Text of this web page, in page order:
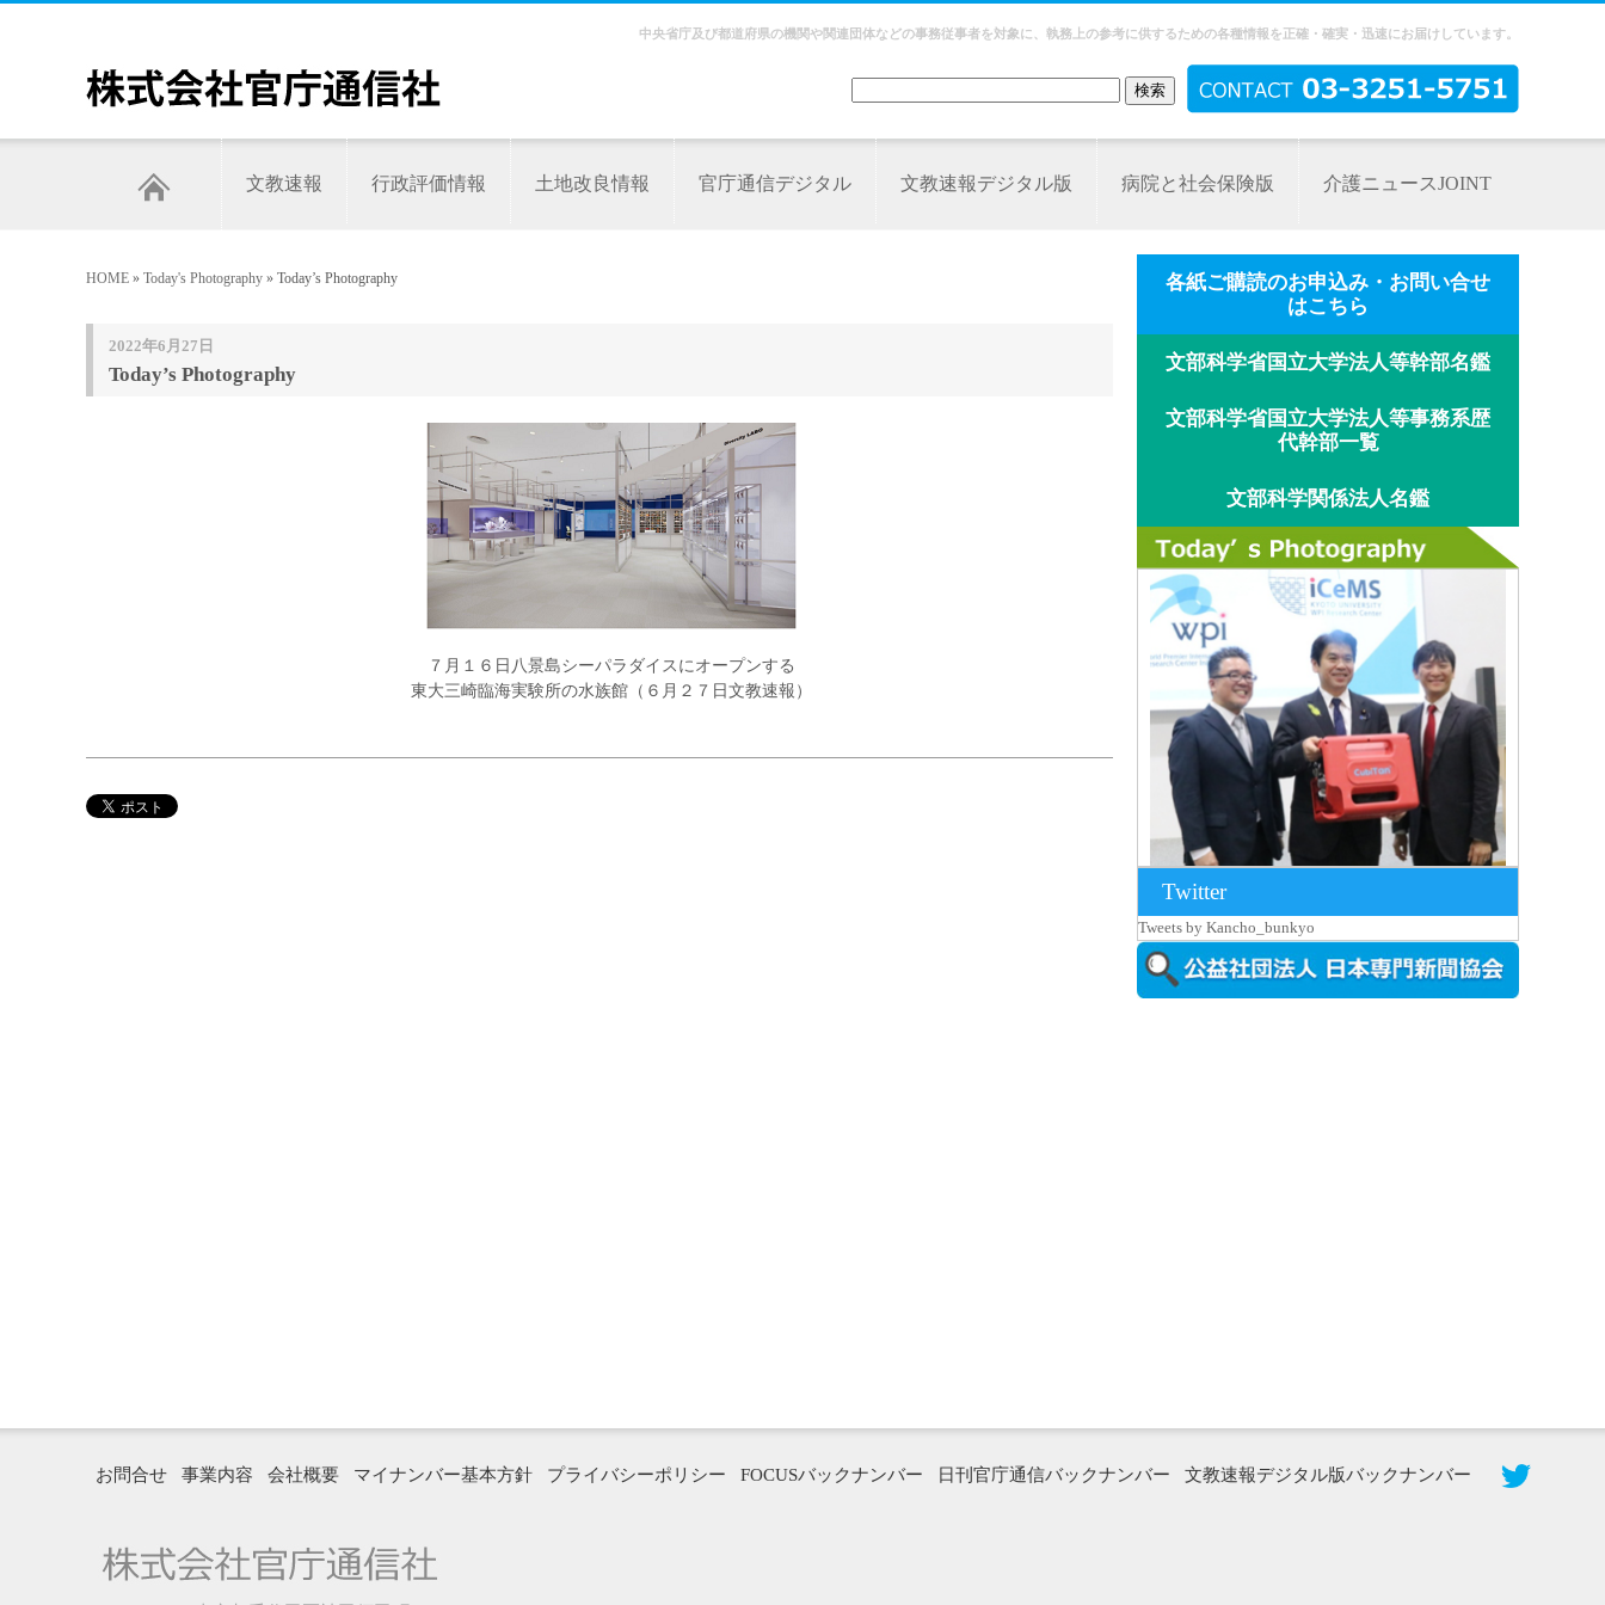
中央省庁及び都道府県の機関や関連団体などの事務従事者を対象に、執務上の参考に供するための各種情報を正確・確実・迅速にお届けしています。
文教速報 行政評価情報 土地改良情報 官庁通信デジタル 文教速報デジタル版 病院と社会保険版 介護ニュースJOINT
HOME » Today's Photography » Today’s Photography
2022年6月27日
Today’s Photography
７月１６日八景島シーパラダイスにオープンする
東大三崎臨海実験所の水族館（６月２７日文教速報）
各紙ご購読のお申込み・お問い合せ
はこちら
文部科学省国立大学法人等幹部名鑑
文部科学省国立大学法人等事務系歴
代幹部一覧
文部科学関係法人名鑑
京都大iCeMS等を視察した松本文部科学
大...
Twitter
Tweets by Kancho_bunkyo
お問合せ 事業内容 会社概要 マイナンバー基本方針 プライバシーポリシー FOCUSバックナンバー 日刊官庁通信バックナンバー 文教速報デジタル版バックナンバー